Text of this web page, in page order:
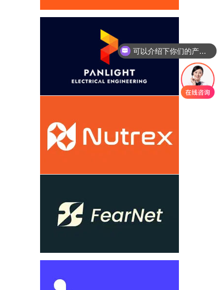
你们是怎么收费的呢